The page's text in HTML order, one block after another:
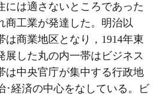
は適さないところであった
商工業が発達した。明治以
は商業地区となり，1914年東
展した丸の内一帯はビジネス
は中央官庁が集中する行政地
･経済の中心をなしている。ビ